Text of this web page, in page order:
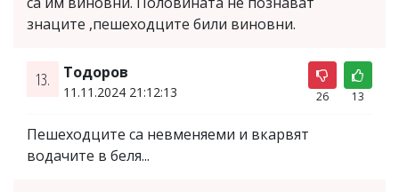
знаците ,пешеходците били виновни.
13. Тодоров
11.11.2024 21:12:13 26 13
Пешеходците са невменяеми и вкарвят
водачите в беля...